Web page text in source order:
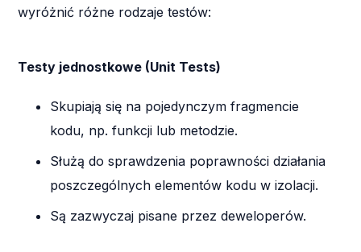
wyróżnić różne rodzaje testów:
Testy jednostkowe (Unit Tests)
Skupiają się na pojedynczym fragmencie
kodu, np. funkcji lub metodzie.
Służą do sprawdzenia poprawności działania
poszczególnych elementów kodu w izolacji.
Są zazwyczaj pisane przez deweloperów.